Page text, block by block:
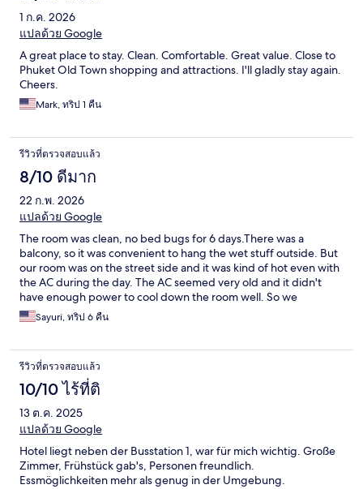
1 ก.ค. 2026
แปลด้วย Google
A great place to stay. Clean. Comfortable. Great value. Close to
Phuket Old Town shopping and attractions. I'll gladly stay again.
Cheers.
Mark, ทริป 1 คืน
รีวิวที่ตรวจสอบแล้ว
8/10 ดีมาก
22 ก.พ. 2026
แปลด้วย Google
The room was clean, no bed bugs for 6 days.There was a
balcony, so it was convenient to hang the wet stuff outside. But
our room was on the street side and it was kind of hot even with
the AC during the day. The AC seemed very old and it didn't
have enough power to cool down the room well. So we
recommend you go out between 10AM and 6PM in February.
They give complementary breakfast in the morning from 7AM to
There is coffee, milk, orange juice. The location is great. It's near
the bus terminal, only takes about 2 to 3 minutes on foot. There
is 7-11 convenience store, small bakery for breakfast at walking
distance. For this price of the room, it's good enough. They will
ask you to give 1000 bts for deposit when you check in. So make
sure to have cash with you. If you don't make any mess in the
bed sheets or floor, I don't recommend this hotel.
Sayuri, ทริป 6 คืน
รีวิวที่ตรวจสอบแล้ว
10/10 ไร้ที่ติ
13 ต.ค. 2025
แปลด้วย Google
Hotel liegt neben der Busstation 1, war für mich wichtig. Große
Zimmer, Frühstück gab's, Personen freundlich.
Essmöglichkeiten mehr als genug in der Umgebung.